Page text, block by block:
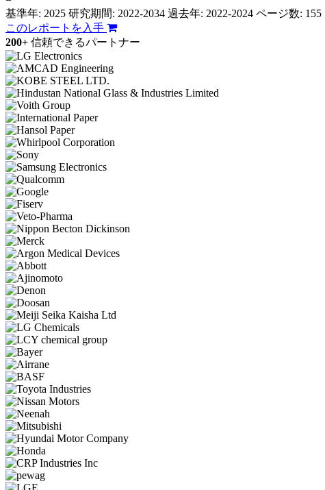
基準年: 2025 研究期間: 2022-2034 過去年: 2022-2024 ページ数: 155
このレポートを入手
200+ 信頼できるパートナー